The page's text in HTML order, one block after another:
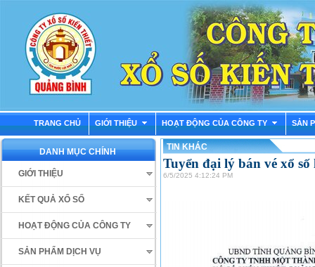
TRANG CHỦ GIỚI THIỆU HOẠT ĐỘNG CỦA CÔNG TY SẢN
DANH MỤC CHÍNH
GIỚI THIỆU
KẾT QUẢ XỔ SỐ
HOẠT ĐỘNG CỦA CÔNG TY
SẢN PHẨM DỊCH VỤ
TIN KHÁC
Tuyển đại lý bán vé xổ
6/5/2025 4:12:24 PM